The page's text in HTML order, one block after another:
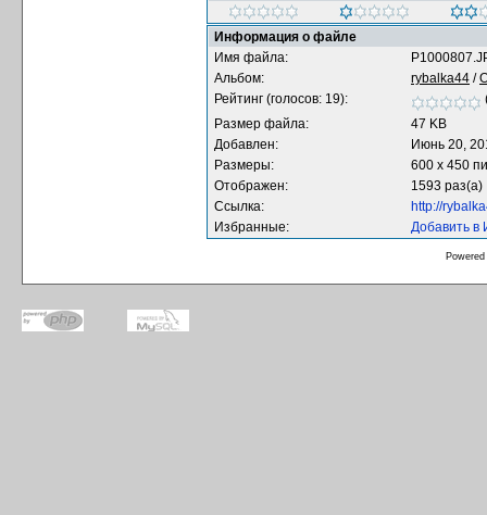
Информация о файле
Имя файла:
Альбом:
rybalka44 /
Рейтинг (голосов: 19):
Размер файла:
47 KB
Добавлен:
Июнь 20,
Размеры:
600 x 450
Отображен:
1593 раз(а)
Ссылка:
http://
Избранные:
Добавить в